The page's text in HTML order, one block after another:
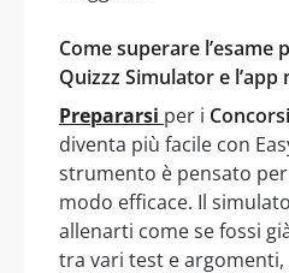
Come superare l’esame
Quizzz Simulator e l’app
Prepararsi per i
diventa più facile con
strumento è pensato
modo efficace. Il
allenarti come se fossi
tra vari test e